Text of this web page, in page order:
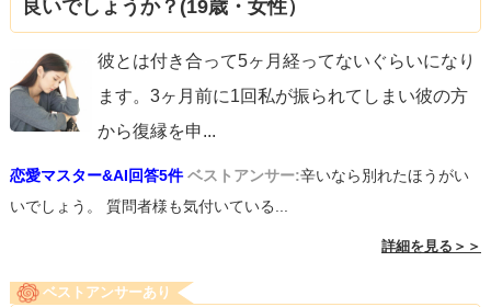
良いでしょうか？(19歳・女性）
彼とは付き合って5ヶ月経ってないぐらいになり
ます。3ヶ月前に1回私が振られてしまい彼の方
から復縁を申...
恋愛マスター&AI回答5件 ベストアンサー:辛いなら別れたほうがい
いでしょう。 質問者様も気付いている...
詳細を見る＞＞
ベストアンサーあり